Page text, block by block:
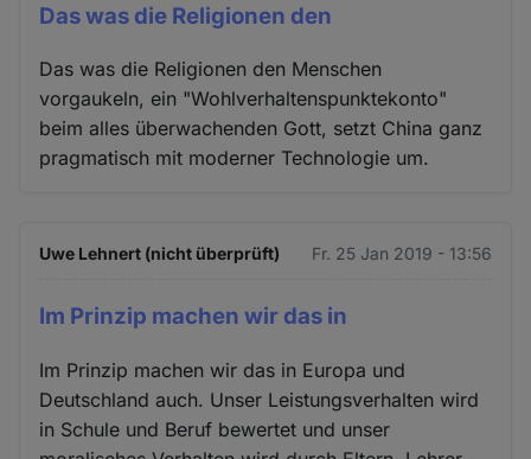
Das was die Religionen den
Das was die Religionen den Menschen
vorgaukeln, ein "Wohlverhaltenspunktekonto"
beim alles überwachenden Gott, setzt China ganz
pragmatisch mit moderner Technologie um.
Uwe Lehnert (nicht überprüft) Fr. 25 Jan 2019 - 13:56
Im Prinzip machen wir das in
Im Prinzip machen wir das in Europa und
Deutschland auch. Unser Leistungsverhalten wird
in Schule und Beruf bewertet und unser